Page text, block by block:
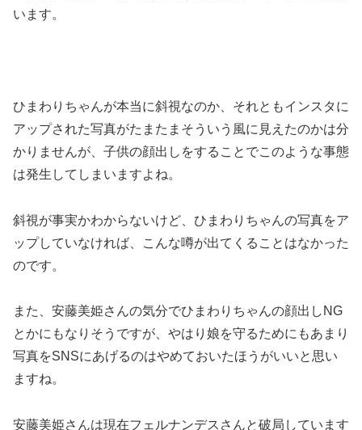
います。
ひまわりちゃんが本当に斜視なのか、それともインスタに
アップされた写真がたまたまそういう風に見えたのかは分
かりませんが、子供の顔出しをすることでこのような事態
は発生してしまいますよね。
斜視が事実かわからないけど、 ひまわりちゃんの写真をア
ップしていなければ、こんな噂が出てくることはなかった
のです。
また、安藤美姫さんの気分でひまわりちゃんの顔出しNG
とかにもなりそうですが、やはり娘を守るためにもあまり
写真をSNSにあげるのはやめておいたほうがいいと思い
ますね。
安藤美姫さんは現在フェルナンデスさんと破局 しています